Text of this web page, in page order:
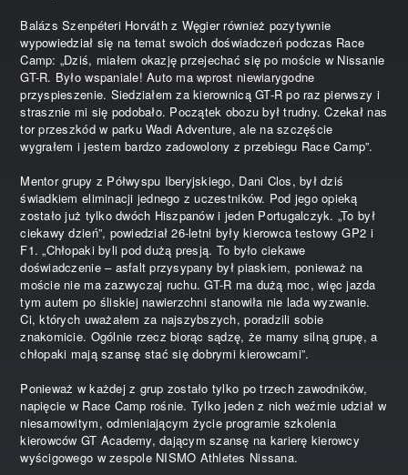
Balázs Szenpéteri Horváth z Węgier również pozytywnie
wypowiedział się na temat swoich doświadczeń podczas Race
Camp: „Dziś, miałem okazję przejechać się po moście w Nissanie
GT-R. Było wspaniale! Auto ma wprost niewiarygodne
przyspieszenie. Siedziałem za kierownicą GT-R po raz pierwszy i
strasznie mi się podobało. Początek obozu był trudny. Czekał nas
tor przeszkód w parku Wadi Adventure, ale na szczęście
wygrałem i jestem bardzo zadowolony z przebiegu Race Camp”.
Mentor grupy z Półwyspu Iberyjskiego, Dani Clos, był dziś
świadkiem eliminacji jednego z uczestników. Pod jego opieką
zostało już tylko dwóch Hiszpanów i jeden Portugalczyk. „To był
ciekawy dzień”, powiedział 26-letni były kierowca testowy GP2 i
F1. „Chłopaki byli pod dużą presją. To było ciekawe
doświadczenie – asfalt przysypany był piaskiem, ponieważ na
moście nie ma zazwyczaj ruchu. GT-R ma dużą moc, więc jazda
tym autem po śliskiej nawierzchni stanowiła nie lada wyzwanie.
Ci, których uważałem za najszybszych, poradzili sobie
znakomicie. Ogólnie rzecz biorąc sądzę, że mamy silną grupę, a
chłopaki mają szansę stać się dobrymi kierowcami”.
Ponieważ w każdej z grup zostało tylko po trzech zawodników,
napięcie w Race Camp rośnie. Tylko jeden z nich weźmie udział w
niesamowitym, odmieniającym życie programie szkolenia
kierowców GT Academy, dającym szansę na karierę kierowcy
wyścigowego w zespole NISMO Athletes Nissana.